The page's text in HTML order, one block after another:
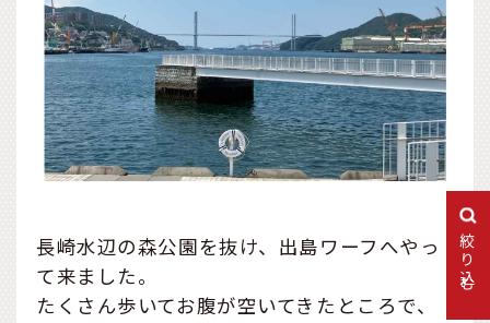
絞り込む
長崎水辺の森公園を抜け、出島ワーフへやっ
て来ました。
たくさん歩いてお腹が空いてきたところで、